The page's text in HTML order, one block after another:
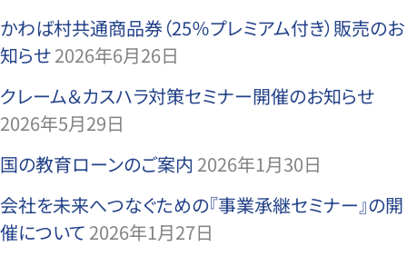
かわば村共通商品券（25％プレミアム付き）販売のお
知らせ2026年6月26日
クレーム＆カスハラ対策セミナー開催のお知らせ
2026年5月29日
国の教育ローンのご案内 2026年1月30日
会社を未来へつなぐための『事業承継セミナー』の開
催について 2026年1月27日